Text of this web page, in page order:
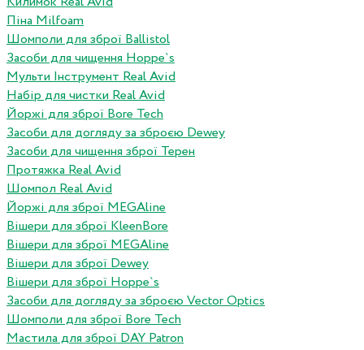
Піна Milfoam
Шомполи для зброї Ballistol
Засоби для чищення Hoppe`s
Мульти Інструмент Real Avid
Набір для чистки Real Avid
Йоржі для зброї Bore Tech
Засоби для догляду за зброєю Dewey
Засоби для чищення зброї Терен
Протяжка Real Avid
Шомпол Real Avid
Йоржі для зброї MEGAline
Вішери для зброї KleenBore
Вішери для зброї MEGAline
Вішери для зброї Dewey
Вішери для зброї Hoppe`s
Засоби для догляду за зброєю Vector Optics
Шомполи для зброї Bore Tech
Мастила для зброї DAY Patron